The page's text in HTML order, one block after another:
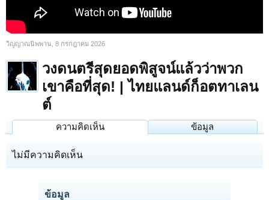
วิญญาณนิพพาน 8 กรกฎาคม 2026
วงดนตรีสุดยอดพิสูจน์แล้วว่าพวก
เขาคือที่สุด! | ไทยแลนด์ก็อตทาเลน
ต์
ความคิดเห็น ข้อมูล
ไม่มีความคิดเห็น
ข้อมูล